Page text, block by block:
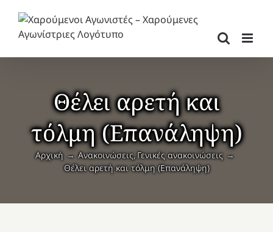
περιεχόμενο
Θέλει αρετή και
τόλμη (Επανάληψη)
Αρχική Ανακοινώσεις Γενικές ανακοινώσεις
Θέλει αρετή και τόλμη (Επανάληψη)